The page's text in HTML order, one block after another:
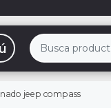
jeep compass